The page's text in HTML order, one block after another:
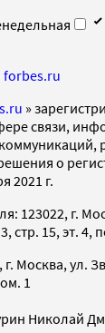
forbes.ru
»
связи,
о
2021 г.
123022, г.
стр. 15, эт. 4,
Москва, ул.
1
Николай